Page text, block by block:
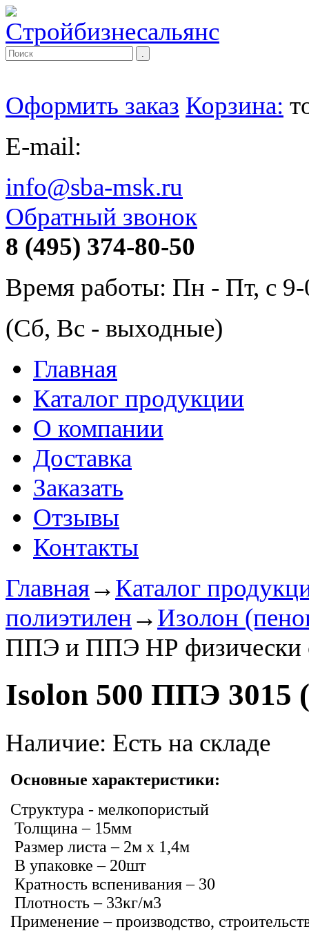
Оформить заказ Корзина:
E-mail:
info@sba-msk.ru
Обратный звонок
8 (495) 374-80-50
Время работы: Пн - Пт, с
(Сб, Вс - выходные)
Главная
Каталог продукции
О компании
Доставка
Заказать
Отзывы
Контакты
Главная→Каталог
полиэтилен→Изолон
ППЭ и ППЭ НР физически
Isolon 500 ППЭ
Наличие: Есть на складе
Основные характеристики:
Структура - мелкопористый
Толщина – 15мм
Размер листа – 2м х 1,4м
В упаковке – 20шт
Кратность вспенивания – 30
Плотность – 33кг/м3
Применение – производство,